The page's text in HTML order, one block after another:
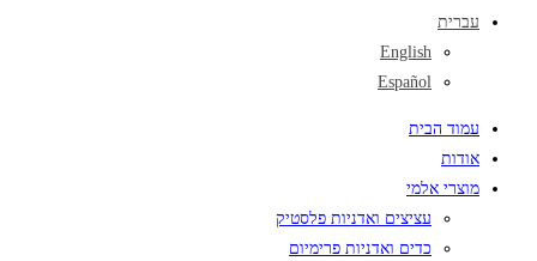
עברית
English
Español
עמוד הבית
אודות
מוצרי אלמי
עציצים ואדניות פלסטיק
כדים ואדניות פרימיום